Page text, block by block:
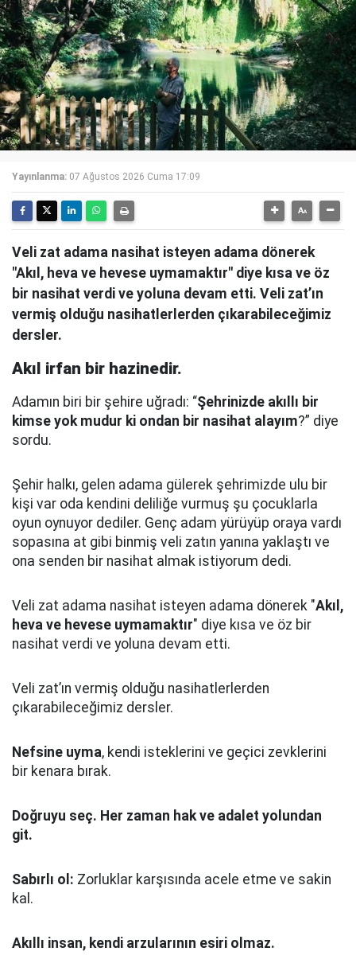
Yayınlanma: 07 Ağustos 2026 Cuma 17:09
Veli zat adama nasihat isteyen adama dönerek
"Akıl, heva ve hevese uymamaktır" diye kısa ve öz
bir nasihat verdi ve yoluna devam etti. Veli zat’ın
vermiş olduğu nasihatlerlerden çıkarabileceğimiz
dersler.
Akıl irfan bir hazinedir.
Adamın biri bir şehire uğradı: “Şehrinizde akıllı bir
kimse yok mudur ki ondan bir nasihat alayım?” diye
sordu.
Şehir halkı, gelen adama gülerek şehrimizde ulu bir
kişi var oda kendini deliliğe vurmuş şu çocuklarla
oyun oynuyor dediler. Genç adam yürüyüp oraya vardı
sopasına at gibi binmiş veli zatın yanına yaklaştı ve
ona senden bir nasihat almak istiyorum dedi.
Veli zat adama nasihat isteyen adama dönerek "Akıl,
heva ve hevese uymamaktır" diye kısa ve öz bir
nasihat verdi ve yoluna devam etti.
Veli zat’ın vermiş olduğu nasihatlerlerden
çıkarabileceğimiz dersler.
Nefsine uyma, kendi isteklerini ve geçici zevklerini
bir kenara bırak.
Doğruyu seç. Her zaman hak ve adalet yolundan
git.
Sabırlı ol: Zorluklar karşısında acele etme ve sakin
kal.
Akıllı insan, kendi arzularının esiri olmaz.